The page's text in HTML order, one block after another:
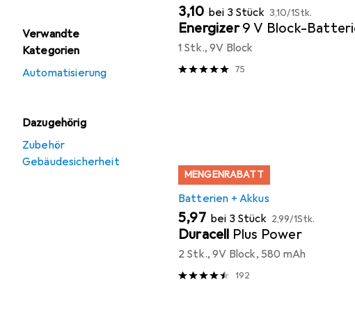
Verwandte
Kategorien
Automatisierung
Dazugehörig
Zubehör
Gebäudesicherheit
EUR
3,10 bei 3 Stück EUR
3,10/1Stk.
Energizer 9 V Block-
1 Stk., 9V Block
75
MENGENRABATT
Batterien + Akkus
EUR
5,97 bei 3 Stück EUR
2,99/1Stk.
Duracell Plus Power
2 Stk., 9V Block, 580 mAh
192